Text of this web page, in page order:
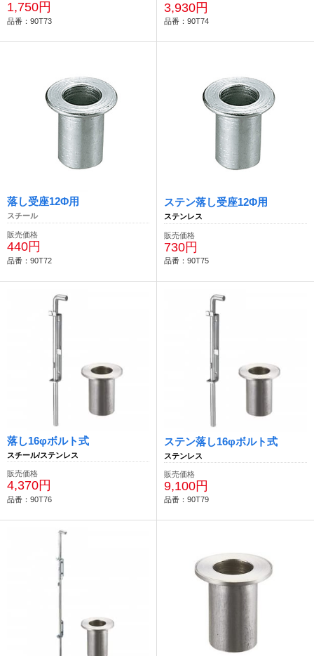
1,750円
品番：90T73
3,930円
品番：90T74
落し受座12Φ用
スチール
販売価格
440円
品番：90T72
ステン落し受座12Φ用
ステンレス
販売価格
730円
品番：90T75
落し16φボルト式
スチール/ステンレス
販売価格
4,370円
品番：90T76
ステン落し16φボルト式
ステンレス
販売価格
9,100円
品番：90T79